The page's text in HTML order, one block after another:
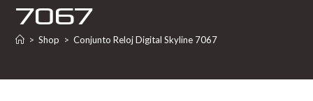
7067
> Shop > Conjunto Reloj Digital Skyline 7067